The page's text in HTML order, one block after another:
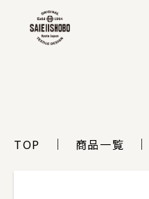
TOP 商品一覧